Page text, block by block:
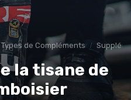
Types de Compléments
la tisane de